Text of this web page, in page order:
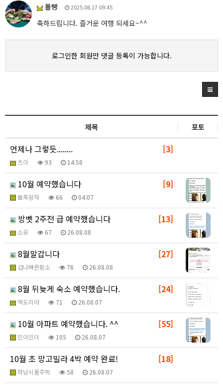
몰빵
2025.08.17 09:45
축하드립니다. 즐거운 여행 되세요~^^
로그인한 회원만 댓글 등록이 가능합니다.
제목 포토
[3]
언제나 그렇듯........
츠이 93 14:58
[9]
10월 예약했습니다
뾰족왕자 66 04:07
[13]
방벳 2주전 급 예약했습니다
소유 67 26.08.08
[27]
8월말갑니다
겁나빠른황소 76 26.08.08
[24]
8월 뒤늦게 숙소 예약했습니다.
맥도리아 71 26.08.07
[55]
10월 아파트 예약했습니다. ^^
민이민이 105 26.08.07
[18]
10월 초 망고빌라 4박 예약 완료!
하남시꿀주먹 58 26.08.07